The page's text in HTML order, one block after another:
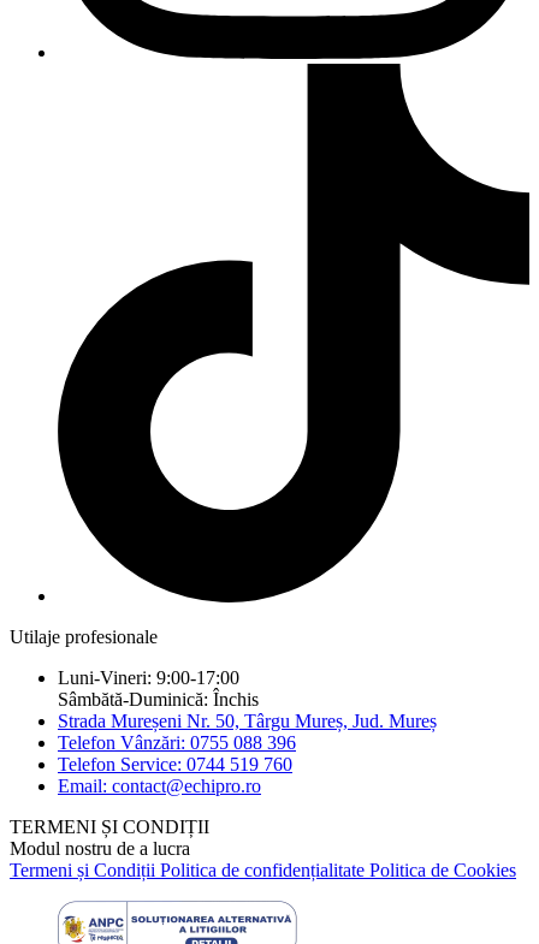
Utilaje profesionale
Luni-Vineri: 9:00-17:00
Sâmbătă-Duminică: Închis
Strada Mureșeni Nr. 50, Târgu Mureș, Jud. Mureș
Telefon Vânzări: 0755 088 396
Telefon Service: 0744 519 760
Email: contact@echipro.ro
TERMENI ȘI CONDIȚII
Modul nostru de a lucra
Termeni și Condiții Politica de confidențialitate Politica de Cookies